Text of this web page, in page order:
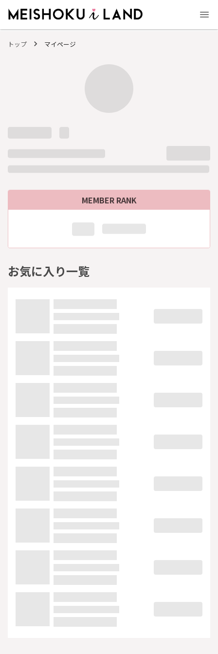
トップ マイページ
MEMBER RANK
お気に入り一覧